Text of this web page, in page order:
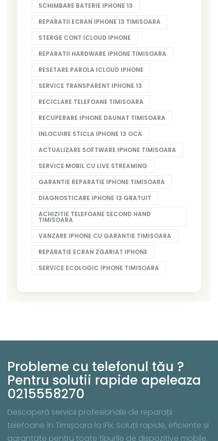
SCHIMBARE BATERIE IPHONE 13
REPARATII ECRAN IPHONE 13 TIMISOARA
STERGE CONT ICLOUD IPHONE
REPARATII HARDWARE IPHONE TIMISOARA
RESETARE PAROLA ICLOUD IPHONE
SERVICE TRANSPARENT IPHONE 13
RECICLARE TELEFOANE TIMISOARA
RECUPERARE IPHONE DAUNAT TIMISOARA
INLOCUIRE STICLA IPHONE 13 OCA
ACTUALIZARE SOFTWARE IPHONE TIMISOARA
SERVICE MOBIL CU LIVE STREAMING
GARANTIE REPARATIE IPHONE TIMISOARA
DIAGNOSTICARE IPHONE 13 GRATUIT
ACHIZITIE TELEFOANE SECOND HAND
TIMISOARA
VANZARE IPHONE CU GARANTIE TIMISOARA
REPARATIE ECRAN ZGARIAT IPHONE
SERVICE ECOLOGIC IPHONE TIMISOARA
Probleme cu telefonul tău ?
Pentru solutii rapide apeleaza
0215558270
Descoperă servicii profesionale de reparații
telefoane în Timișoara la iFix. Soluții rapide, eficiente și
garantate pentru toate tipurile de dispozitive mobile.